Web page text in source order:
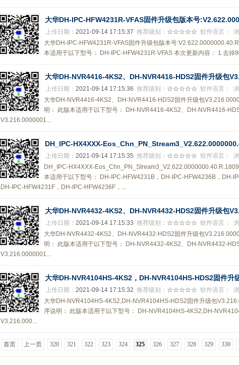
大华DH-IPC-HFW4231R-VFAS固件升级包版本号
上传日期： 2021-09-14 17:15:37 推荐级别： ☆☆☆☆☆ 软件语言：
大华DH-IPC-HFW4231R-VFAS固件升级包版本号
本适用于以下型号： DH-IPC-HFW4231R-VFAS 本次更新内容： 1.去掉
大华DH-NVR4416-4KS2、DH-NVR4416-HDS2固件升级包
上传日期： 2021-09-14 17:15:36 推荐级别： ☆☆☆☆☆ 软件语言：
大华DH-NVR4416-4KS2、DH-NVR4416-HDS2固件升级包
明： 此版本适用于以下型号： DH-NVR4416-4KS2、DH-NVR4416-
V3.216.0000001...
DH_IPC-HX4XXX-
上传日期： 2021-09-14 17:15:35 推荐级别： ☆☆☆☆☆ 软件语言：
DH_IPC-HX4XXX-
本适用于以下型号： DH-IPC-HFW4231B，DH-IPC-HFW4236B，DH-
DH-IPC-HFW4231F，DH-IPC-HFW4236F，...
大华DH-NVR4432-4KS2、DH-NVR4432-HDS2固件升级包
上传日期： 2021-09-14 17:15:33 推荐级别： ☆☆☆☆☆ 软件语言：
大华DH-NVR4432-4KS2、DH-NVR4432-HDS2固件升级包
明： 此版本适用于以下型号： DH-NVR4432-4KS2、DH-NVR4432-
V3.216.0000001...
大华DH-NVR4104HS-4KS2，DH-NVR4104HS-HDS2固件升
上传日期： 2021-09-14 17:15:32 推荐级别： ☆☆☆☆☆ 软件语言：
大华DH-NVR4104HS-4KS2,DH-NVR4104HS-HDS2固件升级包
序说明： 此版本适用于以下型号： DH-NVR4104HS-4KS2,DH-
V3.216.000...
首页 上一页 320 321 322 323 324 325 326 327 328 329 330